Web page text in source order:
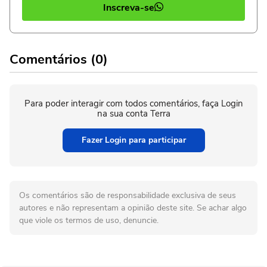
Inscreva-se
Comentários (0)
Para poder interagir com todos comentários, faça Login
na sua conta Terra
Fazer Login para participar
Os comentários são de responsabilidade exclusiva de seus
autores e não representam a opinião deste site. Se achar algo
que viole os termos de uso, denuncie.